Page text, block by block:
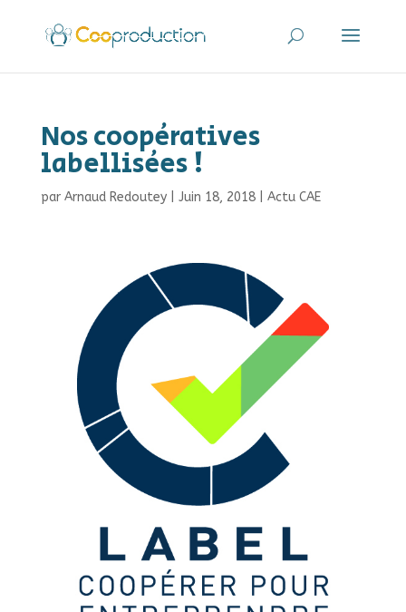
Nos coopératives
labellisées !
par Arnaud Redoutey| Juin 18, 2018| Actu CAE